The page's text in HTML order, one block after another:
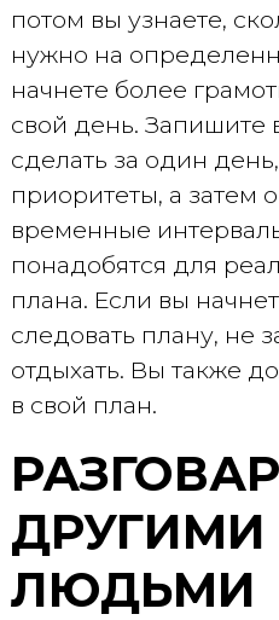
потом вы узнаете,
нужно на
начнете более
свой день. Запишите
сделать за один
приоритеты, а затем
временные
понадобятся для
плана. Если вы
следовать плану, не
отдыхать. Вы также
в свой план.
ДРУГИМИ
ЛЮДЬМИ